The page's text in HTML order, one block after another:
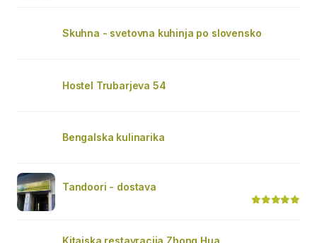
Skuhna - svetovna kuhinja po slovensko
Hostel Trubarjeva 54
Bengalska kulinarika
Tandoori - dostava
Kitajska restavracija Zhong Hua